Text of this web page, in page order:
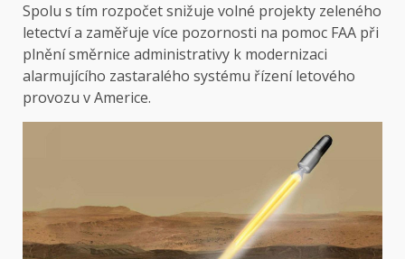
Spolu s tím rozpočet snižuje volné projekty zeleného
letectví a zaměřuje více pozornosti na pomoc FAA při
plnění směrnice administrativy k modernizaci
alarmujícího zastaralého systému řízení letového
provozu v Americe.